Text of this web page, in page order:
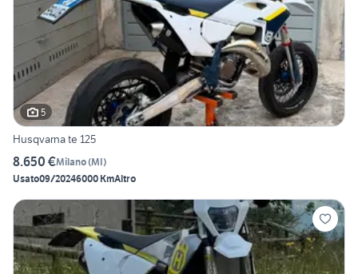
5
Husqvarna te 125
8.650 €Milano(MI)
Usato09/20246000 KmAltro